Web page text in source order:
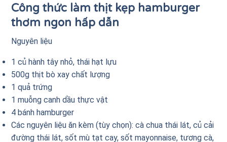
Công thức làm thịt kẹp hamburger
thơm ngon hấp dẫn
Nguyên liệu
1 củ hành tây nhỏ, thái hạt lựu
500g thịt bò xay chất lượng
1 quả trứng
1 muỗng canh dầu thực vật
4 bánh hamburger
Các nguyên liệu ăn kèm (tùy chọn): cà chua thái lát, củ cải
đường thái lát, sốt mù tạt cay, sốt mayonnaise, tương cà,